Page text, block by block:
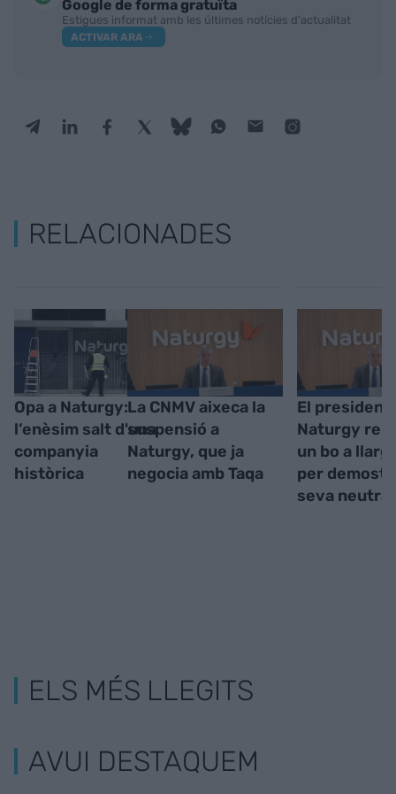
Google de forma gratuïta
Estigues informat amb les últimes notícies d'actualitat
ACTIVAR ARA
RELACIONADES
Opa a Naturgy:
l’enèsim salt d'una
companyia
històrica
La CNMV aixeca la
suspensió a
Naturgy, que ja
negocia amb Taqa
El president
Naturgy
un bo a
per
seva
ELS MÉS LLEGITS
AVUI DESTAQUEM